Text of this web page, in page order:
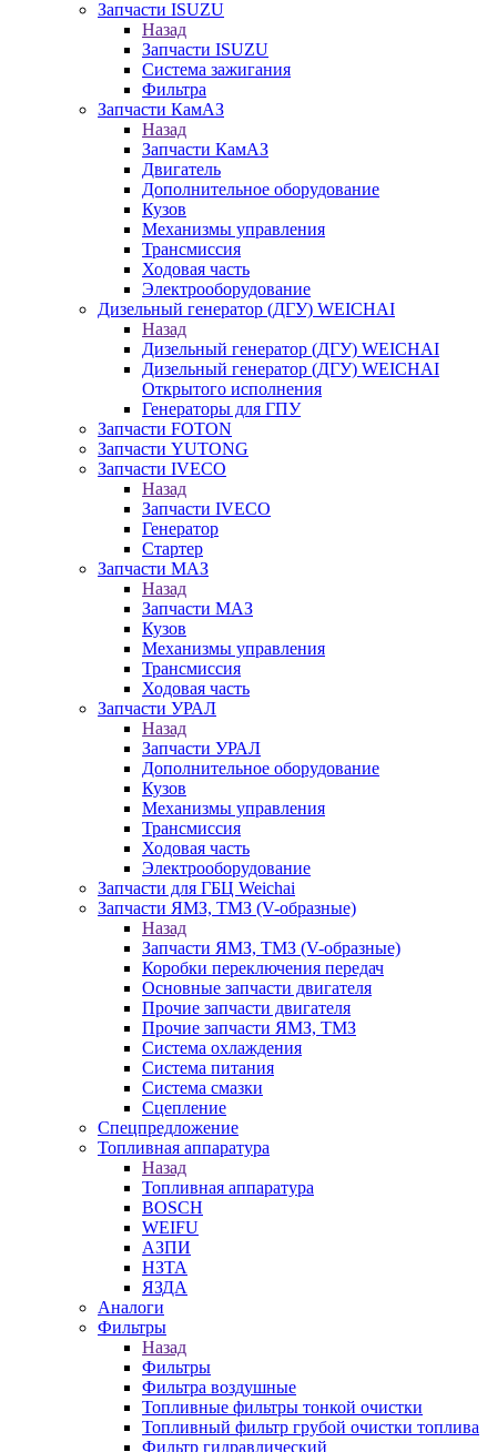
Запчасти ISUZU
Назад
Запчасти ISUZU
Система зажигания
Фильтра
Запчасти КамАЗ
Назад
Запчасти КамАЗ
Двигатель
Дополнительное оборудование
Кузов
Механизмы управления
Трансмиссия
Ходовая часть
Электрооборудование
Дизельный генератор (ДГУ) WEICHAI
Назад
Дизельный генератор (ДГУ) WEICHAI
Дизельный генератор (ДГУ) WEICHAI
Открытого исполнения
Генераторы для ГПУ
Запчасти FOTON
Запчасти YUTONG
Запчасти IVECO
Назад
Запчасти IVECO
Генератор
Стартер
Запчасти МАЗ
Назад
Запчасти МАЗ
Кузов
Механизмы управления
Трансмиссия
Ходовая часть
Запчасти УРАЛ
Назад
Запчасти УРАЛ
Дополнительное оборудование
Кузов
Механизмы управления
Трансмиссия
Ходовая часть
Электрооборудование
Запчасти для ГБЦ Weichai
Запчасти ЯМЗ, ТМЗ (V-образные)
Назад
Запчасти ЯМЗ, ТМЗ (V-образные)
Коробки переключения передач
Основные запчасти двигателя
Прочие запчасти двигателя
Прочие запчасти ЯМЗ, ТМЗ
Система охлаждения
Система питания
Система смазки
Сцепление
Спецпредложение
Топливная аппаратура
Назад
Топливная аппаратура
BOSCH
WEIFU
АЗПИ
НЗТА
ЯЗДА
Аналоги
Фильтры
Назад
Фильтры
Фильтра воздушные
Топливные фильтры тонкой очистки
Топливный фильтр грубой очистки топлива
Фильтр гидравлический